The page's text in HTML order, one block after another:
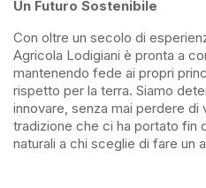
Un Futuro Sostenibile
Con oltre un secolo di
Agricola Lodigiani è pronta a
mantenendo fede ai propri
rispetto per la terra. Siamo
innovare, senza mai perdere di
tradizione che ci ha portato fin
naturali a chi sceglie di fare un